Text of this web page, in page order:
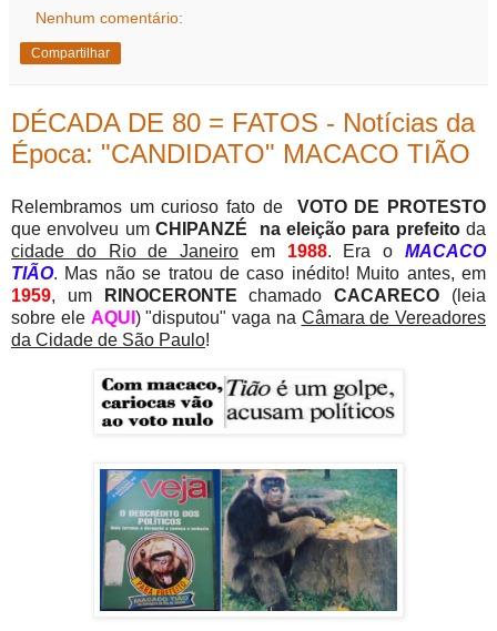
Nenhum comentário:
Compartilhar
DÉCADA DE 80 = FATOS - Notícias da
Época: "CANDIDATO" MACACO TIÃO
Relembramos um curioso fato de VOTO DE PROTESTO
que envolveu um CHIPANZÉ na eleição para prefeito da
cidade do Rio de Janeiro em 1988. Era oMACACO
TIÃO. Mas não se tratou de caso inédito! Muito antes, em
1959, umRINOCERONTE chamado CACARECO (leia
sobre ele AQUI ) "disputou" vaga na Câmara de Vereadores
da Cidade de São Paulo!